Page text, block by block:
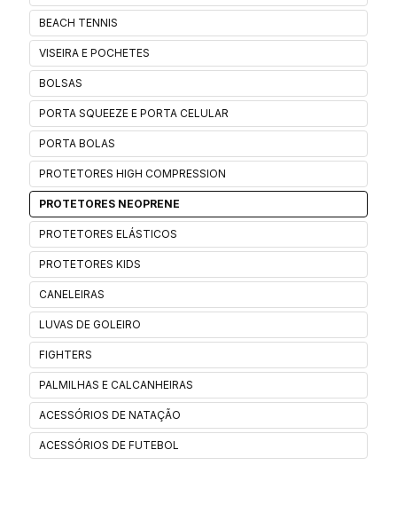
BEACH TENNIS
VISEIRA E POCHETES
BOLSAS
PORTA SQUEEZE E PORTA CELULAR
PORTA BOLAS
PROTETORES HIGH COMPRESSION
PROTETORES NEOPRENE
PROTETORES ELÁSTICOS
PROTETORES KIDS
CANELEIRAS
LUVAS DE GOLEIRO
FIGHTERS
PALMILHAS E CALCANHEIRAS
ACESSÓRIOS DE NATAÇÃO
ACESSÓRIOS DE FUTEBOL